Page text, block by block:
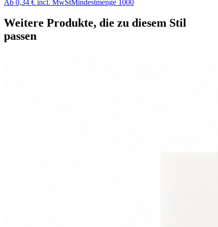
Ab 0,34 € incl. MwStMindestmenge 1000
Weitere Produkte, die zu diesem Stil
passen